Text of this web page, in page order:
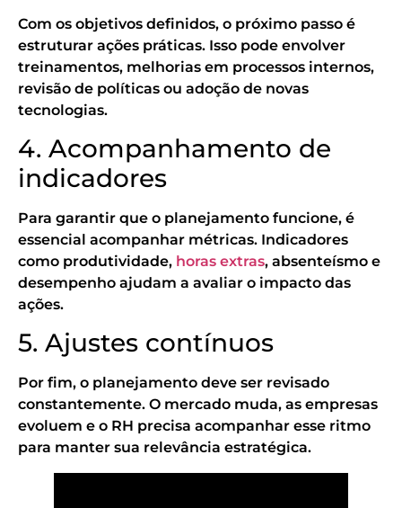
Com os objetivos definidos, o próximo passo é
estruturar ações práticas. Isso pode envolver
treinamentos, melhorias em processos internos,
revisão de políticas ou adoção de novas
tecnologias.
4. Acompanhamento de
indicadores
Para garantir que o planejamento funcione, é
essencial acompanhar métricas. Indicadores
como produtividade, horas extras, absenteísmo e
desempenho ajudam a avaliar o impacto das
ações.
5. Ajustes contínuos
Por fim, o planejamento deve ser revisado
constantemente. O mercado muda, as empresas
evoluem e o RH precisa acompanhar esse ritmo
para manter sua relevância estratégica.